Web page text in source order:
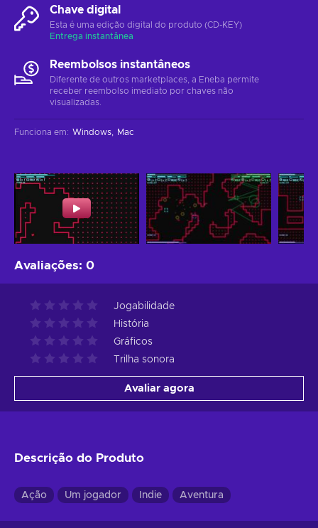
Chave digital
Esta é uma edição digital do produto (CD-KEY)
Entrega instantânea
Reembolsos instantâneos
Diferente de outros marketplaces, a Eneba permite
receber reembolso imediato por chaves não
visualizadas.
Funciona em: Windows Mac
Avaliações: 0
Jogabilidade
História
Gráficos
Trilha sonora
Avaliar agora
Descrição do Produto
Ação Um jogador Indie Aventura